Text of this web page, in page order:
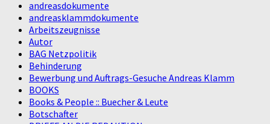
andreasdokumente
andreasklammdokumente
Arbeitszeugnisse
Autor
BAG Netzpolitik
Behinderung
Bewerbung und Auftrags-Gesuche Andreas Klamm
BOOKS
Books & People :: Buecher & Leute
Botschafter